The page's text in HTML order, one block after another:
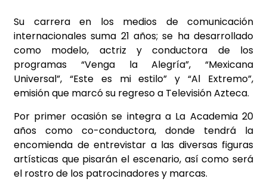
Su carrera en los medios de comunicación
internacionales suma 21 años; se ha desarrollado
como modelo, actriz y conductora de los
programas “Venga la Alegría”, “Mexicana
Universal”, “Este es mi estilo” y “Al Extremo”,
emisión que marcó su regreso a Televisión Azteca.
Por primer ocasión se integra a La Academia 20
años como co-conductora, donde tendrá la
encomienda de entrevistar a las diversas figuras
artísticas que pisarán el escenario, así como será
el rostro de los patrocinadores y marcas.